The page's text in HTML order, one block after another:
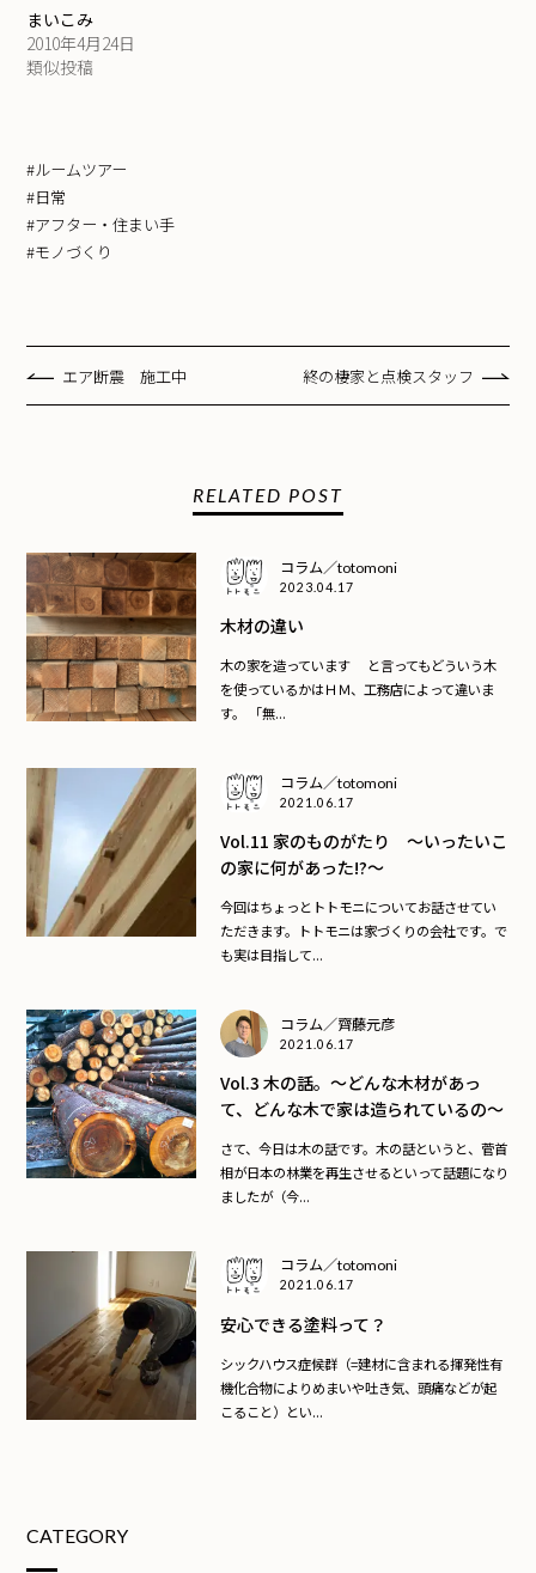
まいこみ
2010年4月24日
類似投稿
#ルームツアー
#日常
#アフター・住まい手
#モノづくり
エア断震 施工中 終の棲家と点検スタッフ
RELATED POST
コラム／totomoni
2023.04.17
木材の違い
木の家を造っています と言ってもどういう木
を使っているかはＨＭ、工務店によって違いま
す。 「無...
コラム／totomoni
2021.06.17
Vol.11 家のものがたり ～いったいこ
の家に何があった!?～
今回はちょっとトトモニについてお話させてい
ただきます。トトモニは家づくりの会社です。で
も実は目指して...
コラム／齊藤元彦
2021.06.17
Vol.3 木の話。～どんな木材があっ
て、どんな木で家は造られているの～
さて、今日は木の話です。木の話というと、菅首
相が日本の林業を再生させるといって話題になり
ましたが（今...
コラム／totomoni
2021.06.17
安心できる塗料って？
シックハウス症候群（=建材に含まれる揮発性有
機化合物によりめまいや吐き気、頭痛などが起
こること）とい...
CATEGORY